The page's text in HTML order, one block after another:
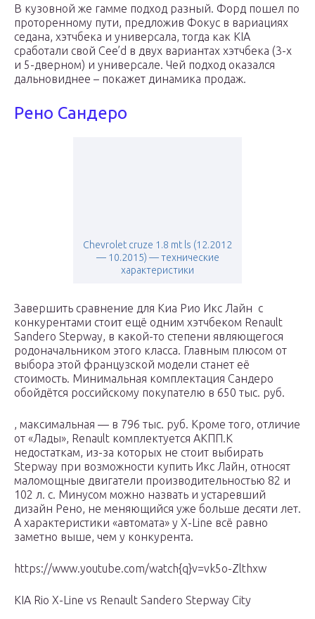
В кузовной же гамме подход разный. Форд пошел по
проторенному пути, предложив Фокус в вариациях
седана, хэтчбека и универсала, тогда как KIA
сработали свой Cee’d в двух вариантах хэтчбека (3-х
и 5-дверном) и универсале. Чей подход оказался
дальновиднее – покажет динамика продаж.
Рено Сандеро
Chevrolet cruze 1.8 mt ls (12.2012
— 10.2015) — технические
характеристики
Завершить сравнение для Киа Рио Икс Лайн с
конкурентами стоит ещё одним хэтчбеком Renault
Sandero Stepway, в какой-то степени являющегося
родоначальником этого класса. Главным плюсом от
выбора этой французской модели станет её
стоимость. Минимальная комплектация Сандеро
обойдётся российскому покупателю в 650 тыс. руб.
, максимальная — в 796 тыс. руб. Кроме того, отличие
от «Лады», Renault комплектуется АКПП.К
недостаткам, из-за которых не стоит выбирать
Stepway при возможности купить Икс Лайн, относят
маломощные двигатели производительностью 82 и
102 л. с. Минусом можно назвать и устаревший
дизайн Рено, не меняющийся уже больше десяти лет.
А характеристики «автомата» у X-Line всё равно
заметно выше, чем у конкурента.
https://www.youtube.com/watch{q}v=vk5o-Zlthxw
KIA Rio X-Line vs Renault Sandero Stepway City